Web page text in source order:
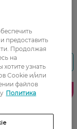
продаж
предоставить
Продолжая
на
узнать
Cookie и/или
файлов
Политика